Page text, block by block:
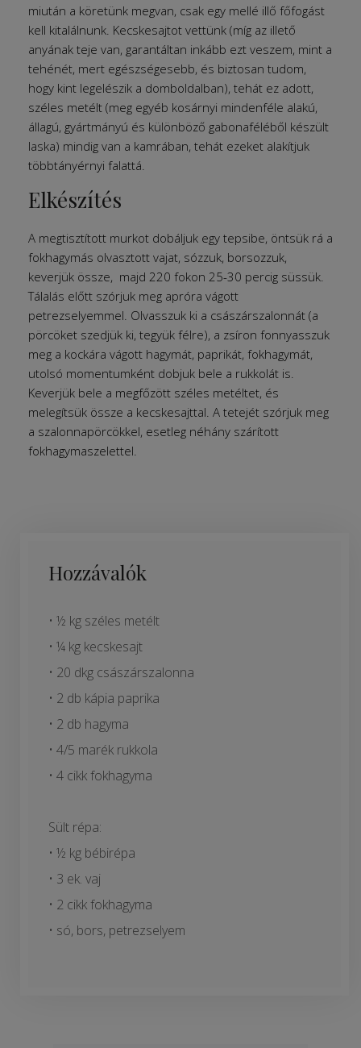
miután a köretünk megvan, csak egy mellé illő főfogást
kell kitalálnunk. Kecskesajtot vettünk (míg az illető
anyának teje van, garantáltan inkább ezt veszem, mint a
tehénét, mert egészségesebb, és biztosan tudom,
hogy kint legelészik a domboldalban), tehát ez adott,
széles metélt (meg egyéb kosárnyi mindenféle alakú,
állagú, gyártmányú és különböző gabonaféléből készült
laska) mindig van a kamrában, tehát ezeket alakítjuk
többtányérnyi falattá.
Elkészítés
A megtisztított murkot dobáljuk egy tepsibe, öntsük rá a
fokhagymás olvasztott vajat, sózzuk, borsozzuk,
keverjük össze, majd 220 fokon 25-30 percig süssük.
Tálalás előtt szórjuk meg apróra vágott
petrezselyemmel. Olvasszuk ki a császárszalonnát (a
pörcöket szedjük ki, tegyük félre), a zsíron fonnyasszuk
meg a kockára vágott hagymát, paprikát, fokhagymát,
utolsó momentumként dobjuk bele a rukkolát is.
Keverjük bele a megfőzött széles metéltet, és
melegítsük össze a kecskesajttal. A tetejét szórjuk meg
a szalonnapörcökkel, esetleg néhány szárított
fokhagymaszelettel.
Hozzávalók
• ½ kg széles metélt
• ¼ kg kecskesajt
• 20 dkg császárszalonna
• 2 db kápia paprika
• 2 db hagyma
• 4/5 marék rukkola
• 4 cikk fokhagyma
Sült répa:
• ½ kg bébirépa
• 3 ek. vaj
• 2 cikk fokhagyma
• só, bors, petrezselyem